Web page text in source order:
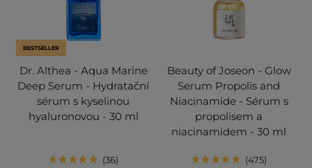
BESTSELLER
Dr. Althea - Aqua Marine
Deep Serum - Hydratační
sérum s kyselinou
hyaluronovou - 30 ml
36
Beauty of Joseon - Glow
Serum Propolis and
Niacinamide - Sérum s
propolisem a
niacinamidem - 30 ml
475